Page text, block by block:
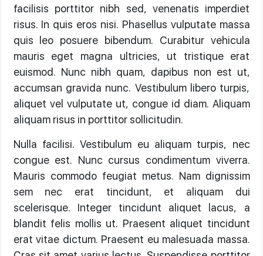
facilisis porttitor nibh sed, venenatis imperdiet
risus. In quis eros nisi. Phasellus vulputate massa
quis leo posuere bibendum. Curabitur vehicula
mauris eget magna ultricies, ut tristique erat
euismod. Nunc nibh quam, dapibus non est ut,
accumsan gravida nunc. Vestibulum libero turpis,
aliquet vel vulputate ut, congue id diam. Aliquam
aliquam risus in porttitor sollicitudin.
Nulla facilisi. Vestibulum eu aliquam turpis, nec
congue est. Nunc cursus condimentum viverra.
Mauris commodo feugiat metus. Nam dignissim
sem nec erat tincidunt, et aliquam dui
scelerisque. Integer tincidunt aliquet lacus, a
blandit felis mollis ut. Praesent aliquet tincidunt
erat vitae dictum. Praesent eu malesuada massa.